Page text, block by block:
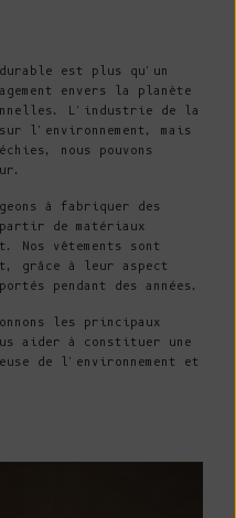
est plus qu'un
envers la planète
L'industrie de la
l'environnement, mais
nous pouvons
à fabriquer des
de matériaux
Nos vêtements sont
grâce à leur aspect
pendant des années.
les principaux
aider à constituer une
de l'environnement et